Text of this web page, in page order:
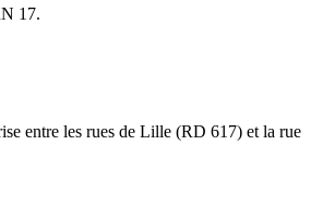
17.
entre les rues de Lille (RD 617) et la rue